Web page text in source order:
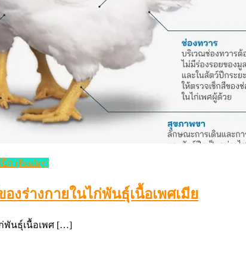
ก (Poultry)
ร่างกายในไก่พันธุ์เนื้อเพศเมีย
พันธุ์เนื้อเพศ […]